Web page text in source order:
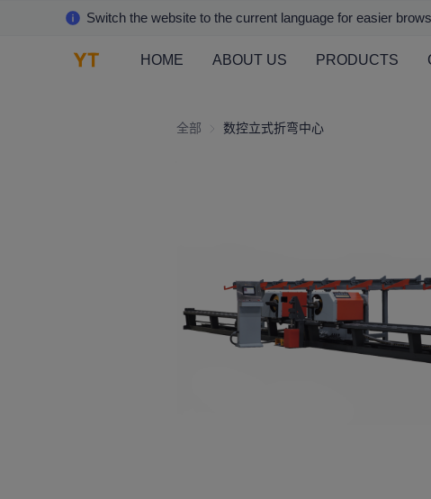
Switch the website to the current language for easier
HOME ABOUT US PRODUCTS
全部 数控立式折弯中心